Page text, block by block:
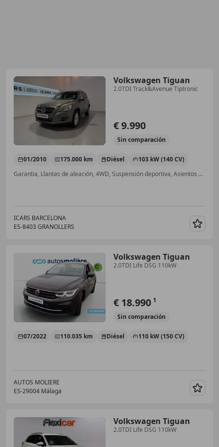
Volkswagen Tiguan
2.0TDI Track&Avenue Tiptronic
€ 9.990
Sin comparación
01/2010 175.000 km Diésel
103 kW (140 CV)
Garantia, Llantas de aleación, 4WD, Suspensión deportiva, Asientos deportivos, Elevalunas eléctrico, MP3, Faros antiniebla
ICARS BARCELONA
ES-8403 GRANOLLERS
Volkswagen Tiguan
2.0TDI Life DSG 110kW
€ 18.990 1
Sin comparación
07/2022 110.035 km Diésel 110 kW (150 CV)
AUTOS MOLIERE
ES-29004 Málaga
Volkswagen Tiguan
2.0TDI Life DSG 110kW